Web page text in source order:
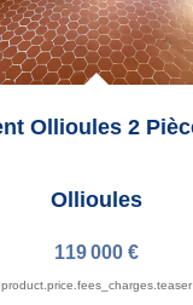
Ollioules
119 000 €
product.price.fees_charges.teaser